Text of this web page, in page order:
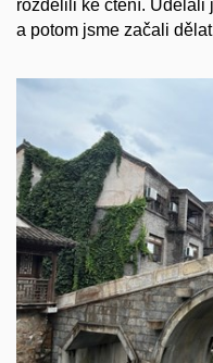
rozdělili ke čtení. Udělali
a potom jsme začali